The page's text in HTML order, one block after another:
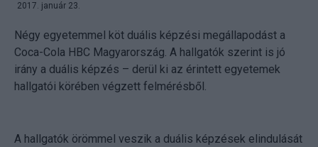
2017. január 23.
Négy egyetemmel köt duális képzési megállapodást a
Coca-Cola HBC Magyarország. A hallgatók szerint is jó
irány a duális képzés – derül ki az érintett egyetemek
hallgatói körében végzett felmérésből.
A hallgatók örömmel veszik a duális képzések elindulását